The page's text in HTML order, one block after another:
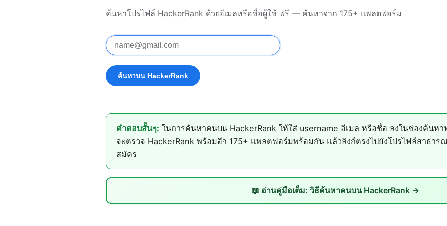
ค้นหาโปรไฟล์ HackerRank ด้วยอีเมลหรือชื่อผู้ใช้ ฟรี — ค้นหาจาก 175+ แพลตฟอร์ม
คำตอบสั้นๆ: ในการค้นหาคนบน HackerRank ให้ใส่ username อีเมล หรือชื่อ ลงในช่องค้นห
จะตรวจ HackerRank พร้อมอีก 175+ แพลตฟอร์มพร้อมกัน แล้วลิงก์ตรงไปยังโปรไฟล์สาธาร
สมัคร
📖 อ่านคู่มือเต็ม: วิธีค้นหาคนบน HackerRank →